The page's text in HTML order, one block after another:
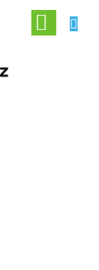
NÁKUPNÍ
KOŠÍK